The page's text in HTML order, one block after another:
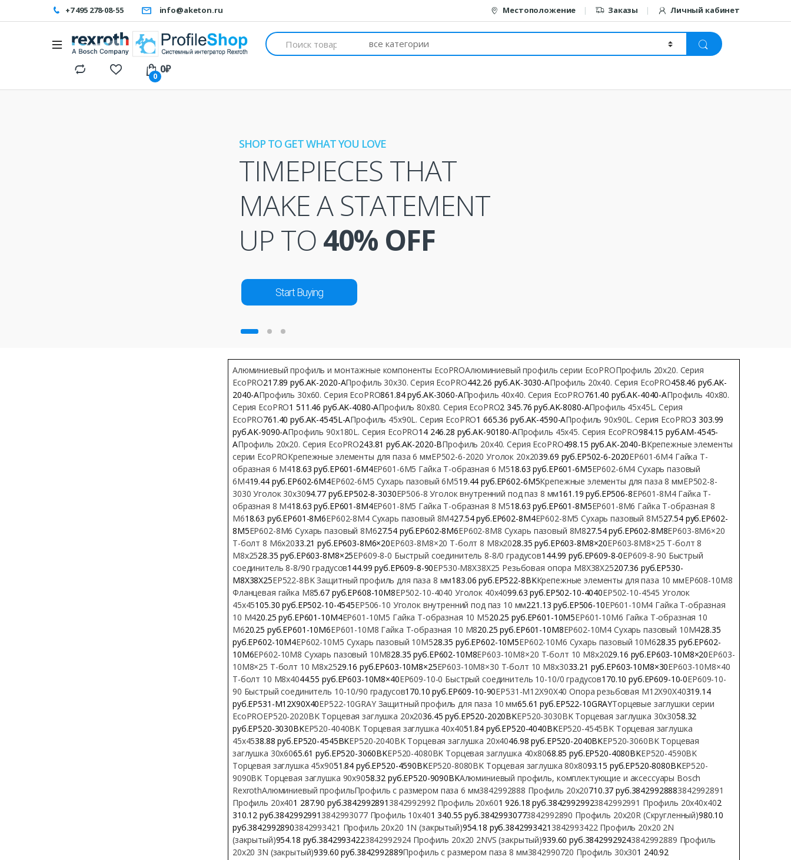
+7 495 278-08-55 info@aketon.ru Местоположение Заказы Личный кабинет
Искать:
0
0₽
TIMEPIECES THAT
MAKE A STATEMENT
UP TO 40% OFF
SHOP TO GET WHAT YOU LOVE
Start Buying
Алюминиевый профиль и монтажные компоненты EcoPROАлюминиевый профиль серии EcoPROПрофиль 20х20. Серия
EcoPRO217.89 руб.AK-2020-AПрофиль 30х30. Серия EcoPRO442.26 руб.AK-3030-AПрофиль 20х40. Серия EcoPRO458.46 руб.AK-
2040-AПрофиль 30х60. Серия EcoPRO861.84 руб.AK-3060-AПрофиль 40х40. Серия EcoPRO761.40 руб.AK-4040-AПрофиль 40х80.
Серия EcoPRO1 511.46 руб.AK-4080-AПрофиль 80х80. Серия EcoPRO2 345.76 руб.AK-8080-AПрофиль 45х45L. Серия
EcoPRO761.40 руб.AK-4545L-AПрофиль 45х90L. Серия EcoPRO1 665.36 руб.AK-4590-AПрофиль 90х90L. Серия EcoPRO3 303.99
руб.AK-9090-AПрофиль 90х180L. Серия EcoPRO14 246.28 руб.AK-90180-AПрофиль 45х45. Серия EcoPRO984.15 руб.AМ-4545-
AПрофиль 20х20. Серия EcoPRO243.81 руб.AK-2020-BПрофиль 20х40. Серия EcoPRO498.15 руб.AK-2040-BКрепежные элементы
серии EcoPROКрепежные элементы для паза 6 ммEP502-6-2020 Уголок 20х2039.69 руб.EP502-6-2020EP601-6M4 Гайка Т-
образная 6 М418.63 руб.EP601-6M4EP601-6M5 Гайка Т-образная 6 М518.63 руб.EP601-6M5EP602-6M4 Сухарь пазовый
6М419.44 руб.EP602-6M4EP602-6M5 Сухарь пазовый 6М519.44 руб.EP602-6M5Крепежные элементы для паза 8 ммEP502-8-
3030 Уголок 30х3094.77 руб.EP502-8-3030EP506-8 Уголок внутренний под паз 8 мм161.19 руб.EP506-8EP601-8M4 Гайка Т-
образная 8 М418.63 руб.EP601-8M4EP601-8M5 Гайка Т-образная 8 М518.63 руб.EP601-8M5EP601-8M6 Гайка Т-образная 8
М618.63 руб.EP601-8M6EP602-8M4 Сухарь пазовый 8М427.54 руб.EP602-8M4EP602-8M5 Сухарь пазовый 8М527.54 руб.EP602-
8M5EP602-8M6 Сухарь пазовый 8М627.54 руб.EP602-8M6EP602-8M8 Сухарь пазовый 8М827.54 руб.EP602-8M8EP603-8М6×20
Т-болт 8 M6x2033.21 руб.EP603-8М6×20EP603-8М8×20 Т-болт 8 M8x2028.35 руб.EP603-8М8×20EP603-8М8×25 Т-болт 8
M8x2528.35 руб.EP603-8М8×25EP609-8-0 Быстрый соединитель 8-8/0 градусов144.99 руб.EP609-8-0EP609-8-90 Быстрый
соединитель 8-8/90 градусов144.99 руб.EP609-8-90EP530-M8X38X25 Резьбовая опора M8X38X25207.36 руб.EP530-
M8X38X25EP522-8BK Защитный профиль для паза 8 мм183.06 руб.EP522-8BKКрепежные элементы для паза 10 ммEP608-10M8
Фланцевая гайка М85.67 руб.EP608-10M8EP502-10-4040 Уголок 40х4099.63 руб.EP502-10-4040EP502-10-4545 Уголок
45х45105.30 руб.EP502-10-4545EP506-10 Уголок внутренний под паз 10 мм221.13 руб.EP506-10EP601-10M4 Гайка Т-образная
10 М420.25 руб.EP601-10M4EP601-10M5 Гайка Т-образная 10 М520.25 руб.EP601-10M5EP601-10M6 Гайка Т-образная 10
М620.25 руб.EP601-10M6EP601-10M8 Гайка Т-образная 10 М820.25 руб.EP601-10M8EP602-10M4 Сухарь пазовый 10М428.35
руб.EP602-10M4EP602-10M5 Сухарь пазовый 10М528.35 руб.EP602-10M5EP602-10M6 Сухарь пазовый 10М628.35 руб.EP602-
10M6EP602-10M8 Сухарь пазовый 10М828.35 руб.EP602-10M8EP603-10М8×20 Т-болт 10 M8x2029.16 руб.EP603-10М8×20EP603-
10М8×25 Т-болт 10 M8x2529.16 руб.EP603-10М8×25EP603-10М8×30 Т-болт 10 M8x3033.21 руб.EP603-10М8×30EP603-10М8×40
Т-болт 10 M8x4044.55 руб.EP603-10М8×40EP609-10-0 Быстрый соединитель 10-10/0 градусов170.10 руб.EP609-10-0EP609-10-
90 Быстрый соединитель 10-10/90 градусов170.10 руб.EP609-10-90EP531-M12X90X40 Опора резьбовая M12X90X40319.14
руб.EP531-M12X90X40EP522-10GRAY Защитный профиль для паза 10 мм65.61 руб.EP522-10GRAYТорцевые заглушки серии
EcoPROEP520-2020BK Торцевая заглушка 20х2036.45 руб.EP520-2020BKEP520-3030BK Торцевая заглушка 30х3058.32
руб.EP520-3030BKEP520-4040BK Торцевая заглушка 40х4051.84 руб.EP520-4040BKEP520-4545BK Торцевая заглушка
45х4538.88 руб.EP520-4545BKEP520-2040BK Торцевая заглушка 20х4046.98 руб.EP520-2040BKEP520-3060BK Торцевая
заглушка 30х6065.61 руб.EP520-3060BKEP520-4080BK Торцевая заглушка 40х8068.85 руб.EP520-4080BKEP520-4590BK
Торцевая заглушка 45х9051.84 руб.EP520-4590BKEP520-8080BK Торцевая заглушка 80х8093.15 руб.EP520-8080BKEP520-
9090BK Торцевая заглушка 90х9058.32 руб.EP520-9090BKАлюминиевый профиль, комплектующие и аксессуары Bosch
RexrothАлюминиевый профильПрофиль с размером паза 6 мм3842992888 Профиль 20х20710.37 руб.38429928883842992891
Профиль 20х401 287.90 руб.3842992891 3842992992 Профиль 20х601 926.18 руб.38429929923842992991 Профиль 20х40х402
310.12 руб.3842992991 3842993077 Профиль 10х401 340.55 руб.38429930773842992890 Профиль 20х20R (Скругленный)980.10
руб.38429928903842993421 Профиль 20х20 1N (закрытый)954.18 руб.3842993421 3842993422 Профиль 20х20 2N
(закрытый)954.18 руб.38429934223842992924 Профиль 20х20 2NVS (закрытый)939.60 руб.38429929243842992889 Профиль
20х20 3N (закрытый)939.60 руб.3842992889Профиль с размером паза 8 мм3842990720 Профиль 30х301 240.92